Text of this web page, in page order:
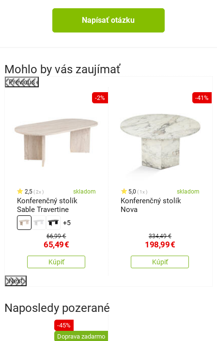
Napísať otázku
Mohlo by vás zaujímať
Previous
-2%
2,5 2x skladom
Konferenčný stolík
Sable Travertine
+5
66,99 €
65,49€
Kúpiť
-41%
5,0 1x skladom
Konferenčný stolík
Nova
334,49 €
198,99€
Kúpiť
Next
Naposledy pozerané
-45%
Doprava zadarmo